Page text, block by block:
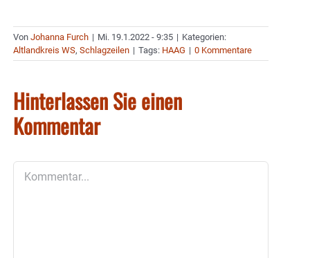
Von Johanna Furch | Mi. 19.1.2022 - 9:35 | Kategorien:
Altlandkreis WS, Schlagzeilen | Tags: HAAG | 0 Kommentare
Hinterlassen Sie einen
Kommentar